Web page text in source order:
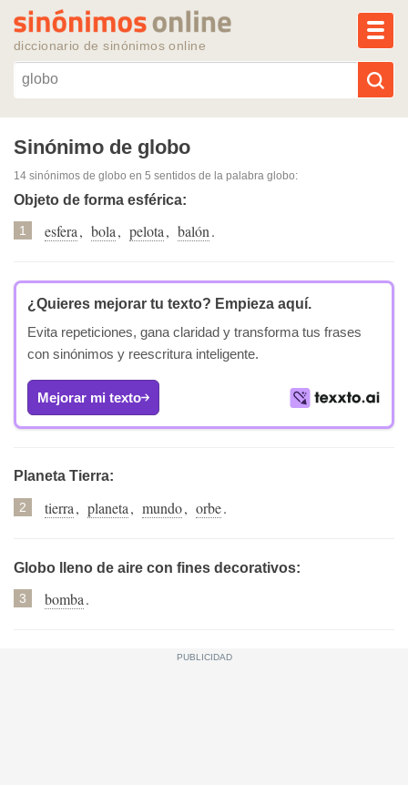
diccionario de sinónimos online
Reescribir texto con IA
Sinónimos populares
Temas populares
Temas recientes
Sinónimo de globo
14 sinónimos de globo en 5 sentidos de la palabra globo:
Objeto de forma esférica:
1 esfera, bola, pelota, balón.
¿Quieres mejorar tu texto? Empieza aquí.
Evita repeticiones, gana claridad y transforma tus frases
con sinónimos y reescritura inteligente.
Mejorar mi texto
Planeta Tierra:
2 tierra, planeta, mundo, orbe.
Globo lleno de aire con fines decorativos:
3 bomba.